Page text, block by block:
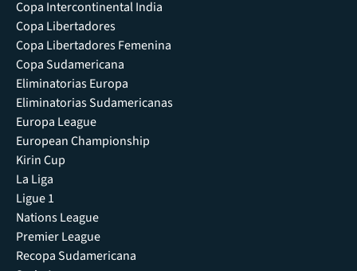
Copa Intercontinental India
Copa Libertadores
Copa Libertadores Femenina
Copa Sudamericana
Eliminatorias Europa
Eliminatorias Sudamericanas
Europa League
European Championship
Kirin Cup
La Liga
Ligue 1
Nations League
Premier League
Recopa Sudamericana